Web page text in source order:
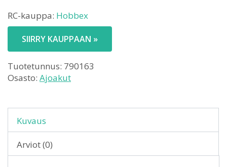
RC-kauppa: Hobbex
SIIRRY KAUPPAAN »
Tuotetunnus: 790163
Osasto: Ajoakut
Kuvaus
Arviot (0)